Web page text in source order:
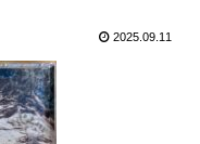
2025.09.11